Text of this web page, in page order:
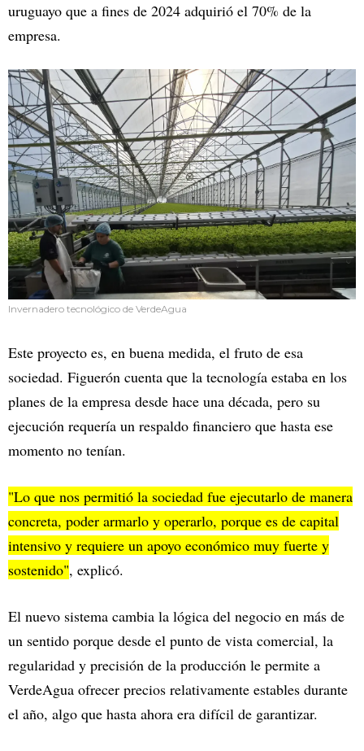
uruguayo que a fines de 2024 adquirió el 70% de la
empresa.
Invernadero tecnológico de VerdeAgua
Este proyecto es, en buena medida, el fruto de esa
sociedad. Figuerón cuenta que la tecnología estaba en los
planes de la empresa desde hace una década, pero su
ejecución requería un respaldo financiero que hasta ese
momento no tenían.
"Lo que nos permitió la sociedad fue ejecutarlo de manera
concreta, poder armarlo y operarlo, porque es de capital
intensivo y requiere un apoyo económico muy fuerte y
sostenido", explicó.
El nuevo sistema cambia la lógica del negocio en más de
un sentido porque desde el punto de vista comercial, la
regularidad y precisión de la producción le permite a
VerdeAgua ofrecer precios relativamente estables durante
el año, algo que hasta ahora era difícil de garantizar.